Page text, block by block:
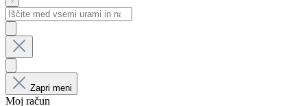
Zapri meni
Moj račun